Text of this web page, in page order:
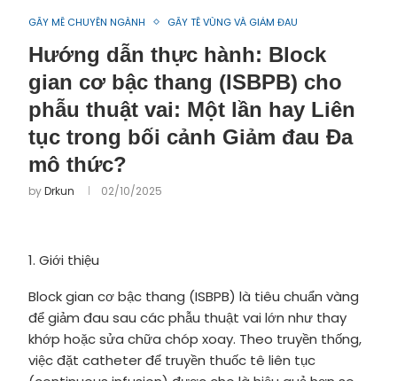
GÂY MÊ CHUYÊN NGÀNH GÂY TÊ VÙNG VÀ GIẢM ĐAU
Hướng dẫn thực hành: Block
gian cơ bậc thang (ISBPB) cho
phẫu thuật vai: Một lần hay Liên
tục trong bối cảnh Giảm đau Đa
mô thức?
byDrkun 02/10/2025
1. Giới thiệu
Block gian cơ bậc thang (ISBPB) là tiêu chuẩn vàng
để giảm đau sau các phẫu thuật vai lớn như thay
khớp hoặc sửa chữa chóp xoay. Theo truyền thống,
việc đặt catheter để truyền thuốc tê liên tục